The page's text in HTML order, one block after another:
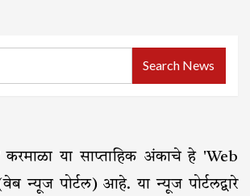
Search News
करमाळा या साप्ताहिक अंकाचे हे 'Web
न्यूज पोर्टल) आहे. या न्यूज पोर्टलद्वारे